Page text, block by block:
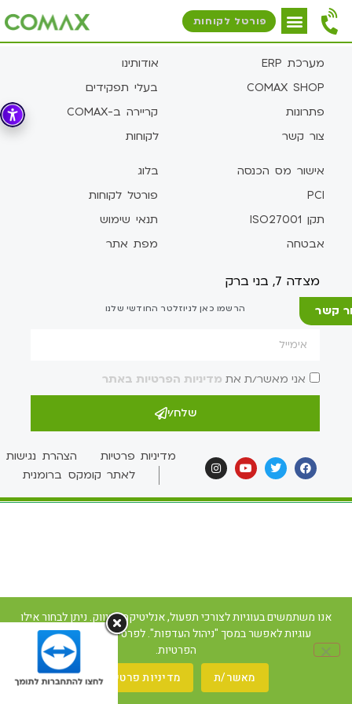
פורטל לקוחות
קשר
מערכת ERP
COMAX SHOP
פתרונות
צור קשר
אודותינו
בעלי תפקידים
קריירה ב-COMAX
לקוחות
אישור מס הכנסה
PCI
תקן ISO27001
אבטחה
בלוג
פורטל לקוחות
תנאי שימוש
מפת אתר
מצדה 7, בני ברק
הרשמו כאן לניוזלטר החודשי שלנו
אני מאשר/ת את מדיניות הפרטיות באתר
שלח/י
מדיניות פרטיות
הצהרת נגישות
לאתר קומקס ברומנית
אנו משתמשים בעוגיות לצורכי תפעול, אנליטיקה ושיווק. ניתן לבחור אילו
עוגיות לאפשר במסך "ניהול העדפות". לפרטים ראו את מדיניות
הפרטיות.
מאשר/ת
מדיניות פרטיות